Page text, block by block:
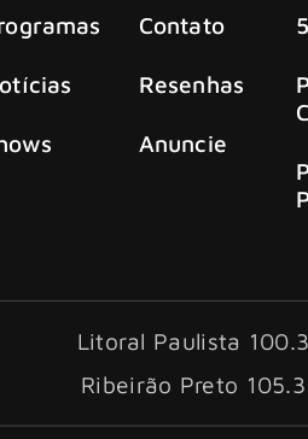
Contato
Resenhas
Anuncie
Litoral Paulista 100.3
Ribeirão Preto 105.3